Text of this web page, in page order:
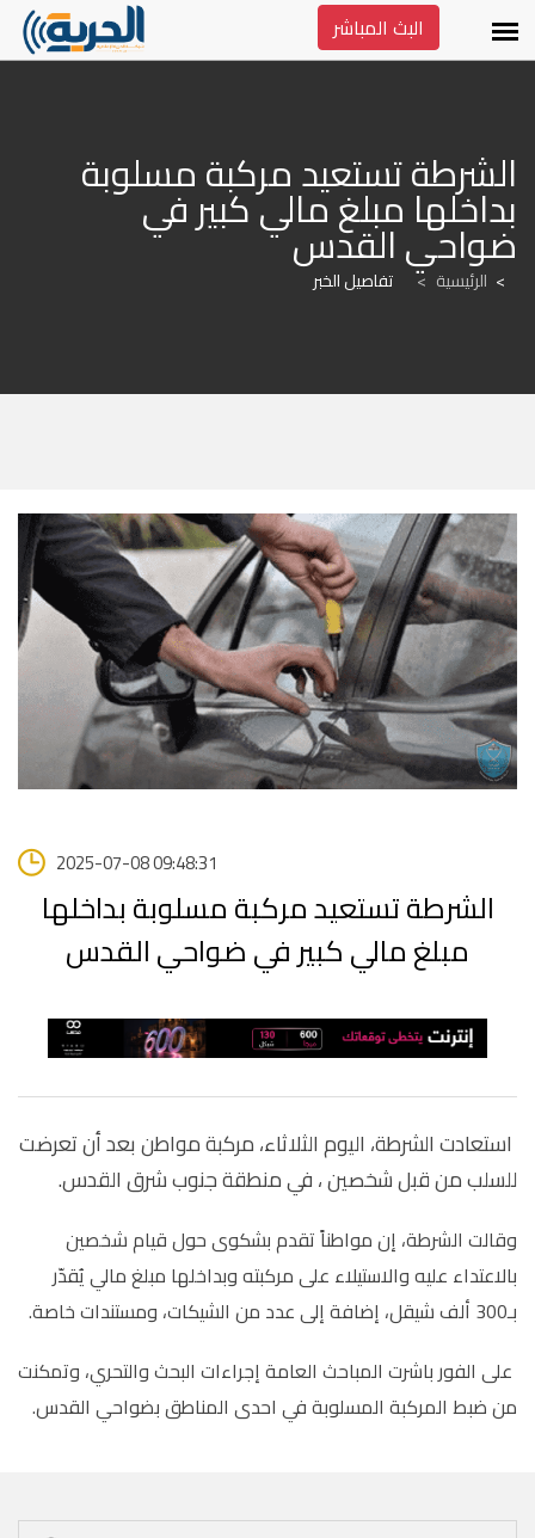
البث المباشر
بداخلها مبلغ مالي كبير في
ضواحي القدس
الرئيسية > تفاصيل الخبر
2025-07-08 09:48:31
الشرطة تستعيد مركبة مسلوبة بداخلها
مبلغ مالي كبير في ضواحي القدس
استعادت الشرطة، اليوم الثلاثاء، مركبة مواطن بعد أن تعرضت
للسلب من قبل شخصين ، في منطقة جنوب شرق القدس.
وقالت الشرطة، إن مواطناً تقدم بشكوى حول قيام شخصين
بالاعتداء عليه والاستيلاء على مركبته وبداخلها مبلغ مالي يُقدّر
بـ300 ألف شيقل، إضافة إلى عدد من الشيكات، ومستندات خاصة.
على الفور باشرت المباحث العامة إجراءات البحث والتحري، وتمكنت
من ضبط المركبة المسلوبة في احدى المناطق بضواحي القدس.